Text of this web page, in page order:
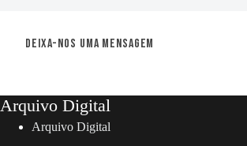
Deixa-nos uma mensagem
Arquivo Digital
Arquivo Digital